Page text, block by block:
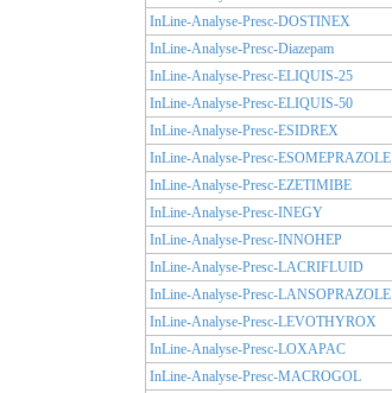
InLine-Analyse-Presc-DOSTINEX
InLine-Analyse-Presc-Diazepam
InLine-Analyse-Presc-ELIQUIS-25
InLine-Analyse-Presc-ELIQUIS-50
InLine-Analyse-Presc-ESIDREX
InLine-Analyse-Presc-ESOMEPRAZOLE
InLine-Analyse-Presc-EZETIMIBE
InLine-Analyse-Presc-INEGY
InLine-Analyse-Presc-INNOHEP
InLine-Analyse-Presc-LACRIFLUID
InLine-Analyse-Presc-LANSOPRAZOLE
InLine-Analyse-Presc-LEVOTHYROX
InLine-Analyse-Presc-LOXAPAC
InLine-Analyse-Presc-MACROGOL